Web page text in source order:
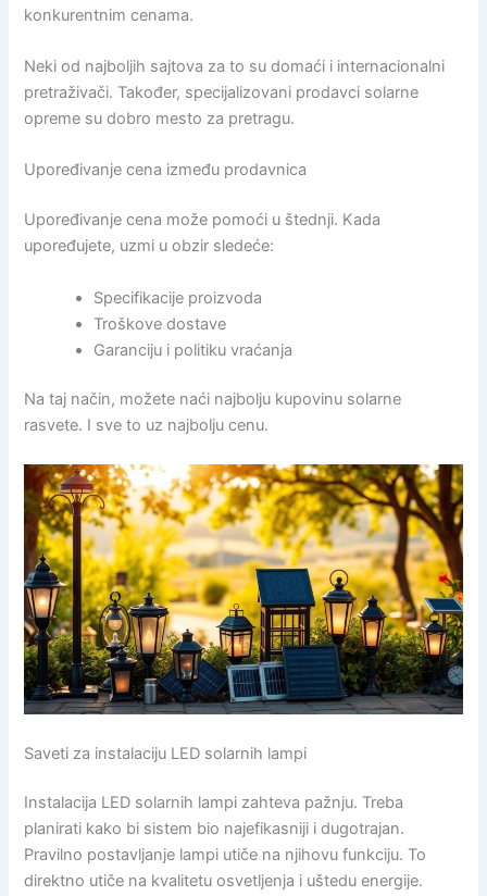
konkurentnim cenama.
Neki od najboljih sajtova za to su domaći i internacionalni
pretraživači. Također, specijalizovani prodavci solarne
opreme su dobro mesto za pretragu.
Upoređivanje cena između prodavnica
Upoređivanje cena može pomoći u štednji. Kada
upoređujete, uzmi u obzir sledeće:
Specifikacije proizvoda
Troškove dostave
Garanciju i politiku vraćanja
Na taj način, možete naći najbolju kupovinu solarne
rasvete. I sve to uz najbolju cenu.
Saveti za instalaciju LED solarnih lampi
Instalacija LED solarnih lampi zahteva pažnju. Treba
planirati kako bi sistem bio najefikasniji i dugotrajan.
Pravilno postavljanje lampi utiče na njihovu funkciju. To
direktno utiče na kvalitetu osvetljenja i uštedu energije.